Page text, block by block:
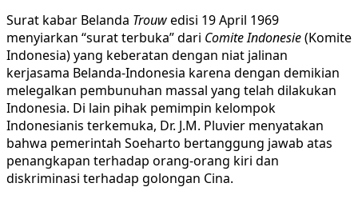
Surat kabar Belanda Trouwedisi 19 April 1969
menyiarkan “surat terbuka” dari Comite Indonesie(Komite
Indonesia) yang keberatan dengan niat jalinan
kerjasama Belanda-Indonesia karena dengan demikian
melegalkan pembunuhan massal yang telah dilakukan
Indonesia. Di lain pihak pemimpin kelompok
Indonesianis terkemuka, Dr. J.M. Pluvier menyatakan
bahwa pemerintah Soeharto bertanggung jawab atas
penangkapan terhadap orang-orang kiri dan
diskriminasi terhadap golongan Cina.